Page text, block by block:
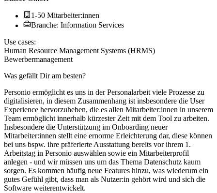
1-50 Mitarbeiter:innen
Branche: Information Services
Use cases:
Human Resource Management Systems (HRMS)
Bewerbermanagement
Was gefällt Dir am besten?
Personio ermöglicht es uns in der Personalarbeit viele Prozesse zu
digitalisieren, in diesem Zusammenhang ist insbesondere die User
Experience hervorzuheben, die es allen Mitarbeiter:innen in unserem
Team ermöglicht innerhalb kürzester Zeit mit dem Tool zu arbeiten.
Insbesondere die Unterstützung im Onboarding neuer
Mitarbeiter:innen stellt eine ernorme Erleichterung dar, diese können
bei uns bspw. ihre präferierte Ausstattung bereits vor ihrem 1.
Arbeitstag in Personio auswählen sowie ein Mitarbeiterprofil
anlegen - und wir müssen uns um das Thema Datenschutz kaum
sorgen. Es kommen häufig neue Features hinzu, was wiederum ein
gutes Gefühl gibt, dass man als Nutzer:in gehört wird und sich die
Software weiterentwickelt.